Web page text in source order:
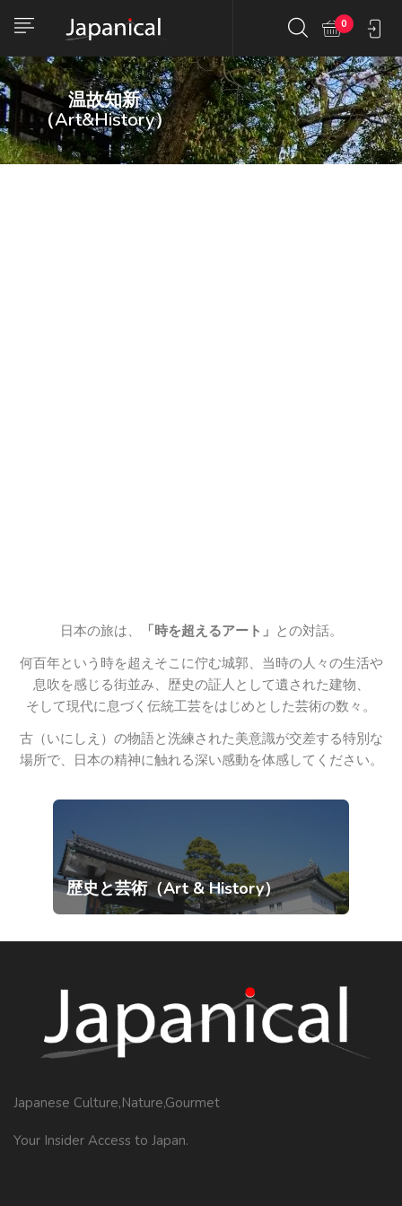
0
温故知新
（Art&History）
日本の旅は、 「時を超えるアート」 との対話。
何百年という時を超えそこに佇む城郭、当時の人々の生活や
息吹を感じる街並み、歴史の証人として遺された建物、
そして現代に息づく伝統工芸をはじめとした芸術の数々。
古（いにしえ）の物語と洗練された美意識が交差する特別な
場所で、日本の精神に触れる深い感動を体感してください。
歴史と芸術（Art & History）
Japanese Culture,Nature,Gourmet
Your Insider Access to Japan.